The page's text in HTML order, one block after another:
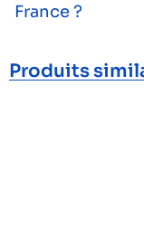
France ?
Produits